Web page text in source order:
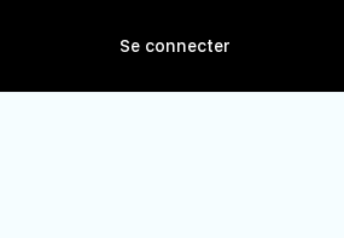
Se connecter